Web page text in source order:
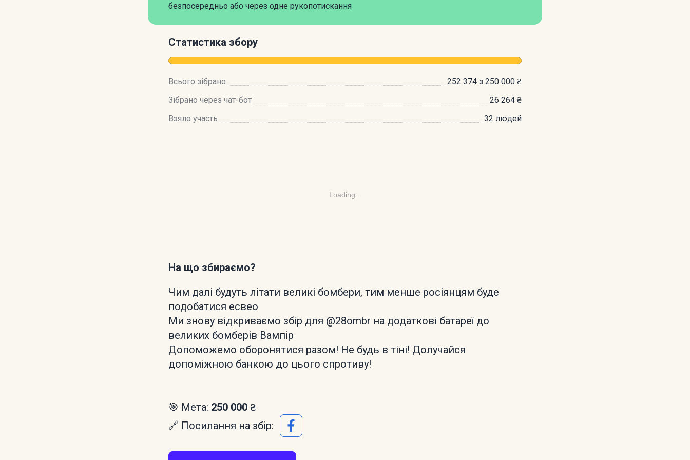
безпосередньо або через одне рукопотискання
Статистика збору
Всього зібрано
252 374 з 250 000 ₴
Зібрано через чат-бот
26 264 ₴
Взяло участь
32 людей
Loading...
На що збираємо?
Чим далі будуть літати великі бомбери, тим менше росіянцям буде
подобатися есвео
Ми знову відкриваємо збір для @28ombr на додаткові батареї до
великих бомберів Вампір
Допоможемо оборонятися разом! Не будь в тіні! Долучайся
допоміжною банкою до цього спротиву!
🎯 Мета: 250 000 ₴
🔗 Посилання на збір: